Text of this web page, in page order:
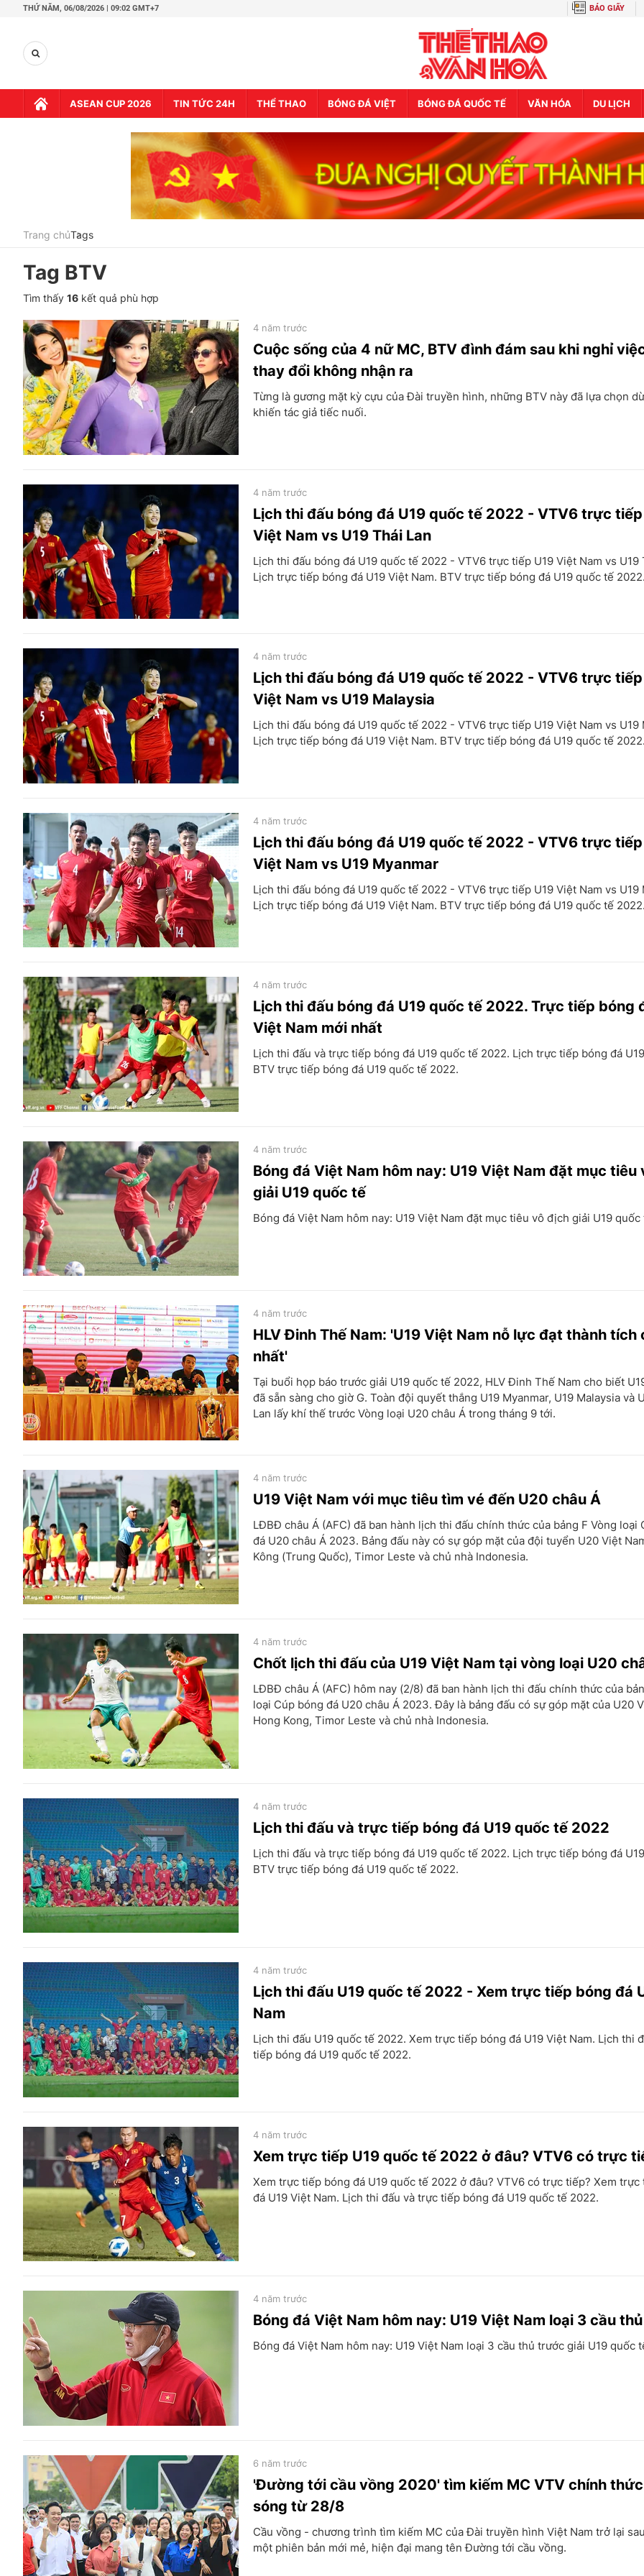
THỨ NĂM, 06/08/2026 | 09:02 GMT+7 BÁO GIẤY
ASEAN CUP 2026 TIN TỨC 24H THỂ THAO BÓNG ĐÁ VIỆT BÓNG ĐÁ QUỐC TẾ VĂN HÓA DU LỊCH
Trang chủTags
Tag BTV
Tìm thấy 16 kết quả phù hợp
Cuộc sống của 4 nữ MC, BTV đình đám sau khi nghỉ
thay đổi không nhận ra
4 năm trước
Từng là gương mặt kỳ cựu của Đài truyền hình, những BTV này đã lựa chọn
khiến tác giả tiếc nuối.
Lịch thi đấu bóng đá U19 quốc tế 2022 - VTV6 trực tiếp
Việt Nam vs U19 Thái Lan
4 năm trước
Lịch thi đấu bóng đá U19 quốc tế 2022 - VTV6 trực tiếp U19 Việt Nam vs U19
Lịch trực tiếp bóng đá U19 Việt Nam. BTV trực tiếp bóng đá U19 quốc tế 2022.
Lịch thi đấu bóng đá U19 quốc tế 2022 - VTV6 trực tiếp
Việt Nam vs U19 Malaysia
4 năm trước
Lịch thi đấu bóng đá U19 quốc tế 2022 - VTV6 trực tiếp U19 Việt Nam vs U19
Lịch trực tiếp bóng đá U19 Việt Nam. BTV trực tiếp bóng đá U19 quốc tế 2022.
Lịch thi đấu bóng đá U19 quốc tế 2022 - VTV6 trực tiếp
Việt Nam vs U19 Myanmar
4 năm trước
Lịch thi đấu bóng đá U19 quốc tế 2022 - VTV6 trực tiếp U19 Việt Nam vs U19
Lịch trực tiếp bóng đá U19 Việt Nam. BTV trực tiếp bóng đá U19 quốc tế 2022.
Lịch thi đấu bóng đá U19 quốc tế 2022. Trực tiếp bóng
Việt Nam mới nhất
4 năm trước
Lịch thi đấu và trực tiếp bóng đá U19 quốc tế 2022. Lịch trực tiếp bóng đá
BTV trực tiếp bóng đá U19 quốc tế 2022.
Bóng đá Việt Nam hôm nay: U19 Việt Nam đặt mục tiêu
giải U19 quốc tế
4 năm trước
Bóng đá Việt Nam hôm nay: U19 Việt Nam đặt mục tiêu vô địch giải U19 quốc
HLV Đinh Thế Nam: 'U19 Việt Nam nỗ lực đạt thành tích
nhất'
4 năm trước
Tại buổi họp báo trước giải U19 quốc tế 2022, HLV Đinh Thế Nam cho biết
đã sẵn sàng cho giờ G. Toàn đội quyết thắng U19 Myanmar, U19 Malaysia và
Lan lấy khí thế trước Vòng loại U20 châu Á trong tháng 9 tới.
U19 Việt Nam với mục tiêu tìm vé đến U20 châu Á
4 năm trước
LĐBĐ châu Á (AFC) đã ban hành lịch thi đấu chính thức của bảng F Vòng loại
đá U20 châu Á 2023. Bảng đấu này có sự góp mặt của đội tuyển U20 Việt
Kông (Trung Quốc), Timor Leste và chủ nhà Indonesia.
Chốt lịch thi đấu của U19 Việt Nam tại vòng loại U20
4 năm trước
LĐBĐ châu Á (AFC) hôm nay (2/8) đã ban hành lịch thi đấu chính thức của
loại Cúp bóng đá U20 châu Á 2023. Đây là bảng đấu có sự góp mặt của U20
Hong Kong, Timor Leste và chủ nhà Indonesia.
Lịch thi đấu và trực tiếp bóng đá U19 quốc tế 2022
4 năm trước
Lịch thi đấu và trực tiếp bóng đá U19 quốc tế 2022. Lịch trực tiếp bóng đá
BTV trực tiếp bóng đá U19 quốc tế 2022.
Lịch thi đấu U19 quốc tế 2022 - Xem trực tiếp bóng đá
Nam
4 năm trước
Lịch thi đấu U19 quốc tế 2022. Xem trực tiếp bóng đá U19 Việt Nam. Lịch thi
tiếp bóng đá U19 quốc tế 2022.
Xem trực tiếp U19 quốc tế 2022 ở đâu? VTV6 có trực
4 năm trước
Xem trực tiếp bóng đá U19 quốc tế 2022 ở đâu? VTV6 có trực tiếp? Xem trực
đá U19 Việt Nam. Lịch thi đấu và trực tiếp bóng đá U19 quốc tế 2022.
Bóng đá Việt Nam hôm nay: U19 Việt Nam loại 3 cầu thủ
4 năm trước
Bóng đá Việt Nam hôm nay: U19 Việt Nam loại 3 cầu thủ trước giải U19 quốc
'Đường tới cầu vồng 2020' tìm kiếm MC VTV chính
sóng từ 28/8
6 năm trước
Cầu vồng - chương trình tìm kiếm MC của Đài truyền hình Việt Nam trở lại
một phiên bản mới mẻ, hiện đại mang tên Đường tới cầu vồng.